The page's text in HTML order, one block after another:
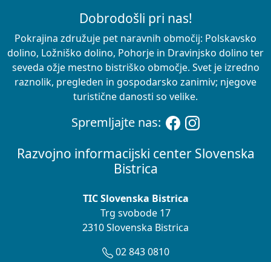
Razvojno informacijski center Slovenska
Bistrica
TIC Slovenska Bistrica
Trg svobode 17
2310 Slovenska Bistrica
02 843 0810
Dobrodošli pri nas!
Pokrajina združuje pet naravnih območij: Polskavsko
dolino, Ložniško dolino, Pohorje in Dravinjsko dolino ter
seveda ožje mestno bistriško območje. Svet je izredno
raznolik, pregleden in gospodarsko zanimiv; njegove
turistične danosti so velike.
Spremljajte nas: